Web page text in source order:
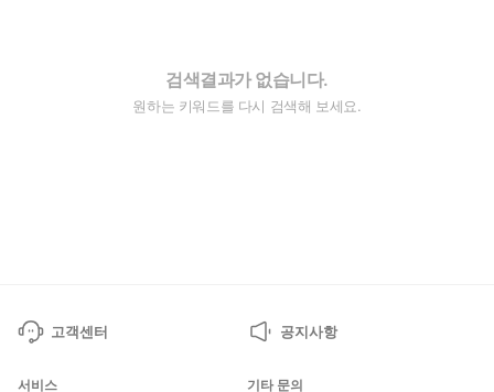
검색결과가 없습니다.
원하는 키워드를 다시 검색해 보세요.
고객센터 공지사항
서비스 기타 문의